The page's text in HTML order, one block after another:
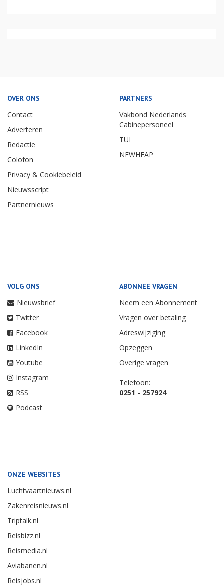
OVER ONS
Contact
Adverteren
Redactie
Colofon
Privacy & Cookiebeleid
Nieuwsscript
Partnernieuws
PARTNERS
Vakbond Nederlands
Cabinepersoneel
TUI
NEWHEAP
VOLG ONS
Nieuwsbrief
Twitter
Facebook
LinkedIn
Youtube
Instagram
RSS
Podcast
ABONNEE VRAGEN
Neem een Abonnement
Vragen over betaling
Adreswijziging
Opzeggen
Overige vragen
Telefoon:
0251 - 257924
ONZE WEBSITES
Luchtvaartnieuws.nl
Zakenreisnieuws.nl
Triptalk.nl
Reisbizz.nl
Reismedia.nl
Aviabanen.nl
Reisjobs.nl